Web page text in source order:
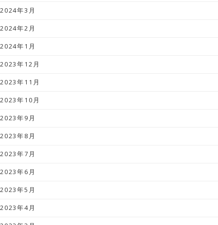
2024年3月
2024年2月
2024年1月
2023年12月
2023年11月
2023年10月
2023年9月
2023年8月
2023年7月
2023年6月
2023年5月
2023年4月